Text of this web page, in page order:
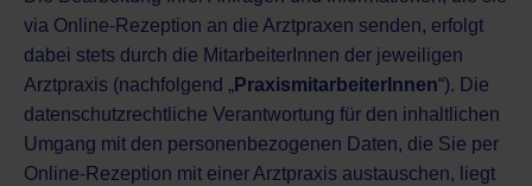
via Online-Rezeption an die Arztpraxen senden, erfolgt
dabei stets durch die MitarbeiterInnen der jeweiligen
Arztpraxis (nachfolgend „PraxismitarbeiterInnen“). Die
datenschutzrechtliche Verantwortung für den inhaltlichen
Umgang mit den personenbezogenen Daten, die Sie per
Online-Rezeption mit einer Arztpraxis austauschen, liegt